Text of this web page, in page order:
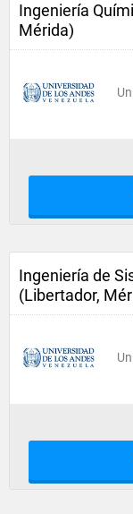
Ingeniería
Mérida)
Ingeniería de
(Libertador,